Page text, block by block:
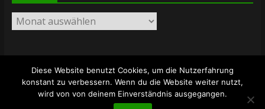
Archiv
Copyright © 2026The Lost Dungeon. Alle Rechte vorbehalten.
Theme: ColorMag vonThemeGrill. Bereitgestellt von
WordPress
Diese Website benutzt Cookies, um die Nutzerfahrung
konstant zu verbessern. Wenn du die Website weiter nutzt,
wird von von deinem Einverständnis ausgegangen.